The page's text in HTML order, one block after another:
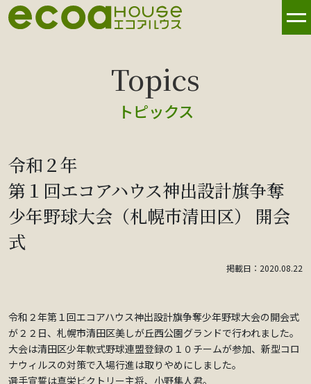
トピックス
令和２年
第１回エコアハウス神出設計旗争奪
少年野球大会（札幌市清田区） 開会
式
掲載日：2020.08.22
令和２年第１回エコアハウス神出設計旗争奪少年野球大会の開会式
が２２日、札幌市清田区美しが丘西公園グランドで行われました。
大会は清田区少年軟式野球連盟登録の１０チームが参加、新型コロ
ナウィルスの対策で入場行進は取りやめにしました。
選手宣誓は真栄ビクトリー主将、小野隼人君。